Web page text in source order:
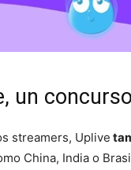
un
streamers, Uplive
China, India o